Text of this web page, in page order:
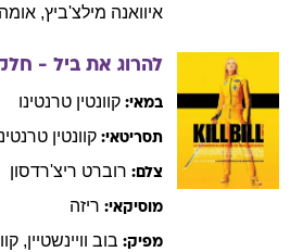
איוואנה מילצ'ביץ, אומה
להרוג את ביל - חלק
במאי: קוונטין טרנטינו
תסריטאי: קוונטין
צלם: רוברט ריצ'רדסון
מוסיקאי: ריזה
מפיק: בוב וויינשטיין,